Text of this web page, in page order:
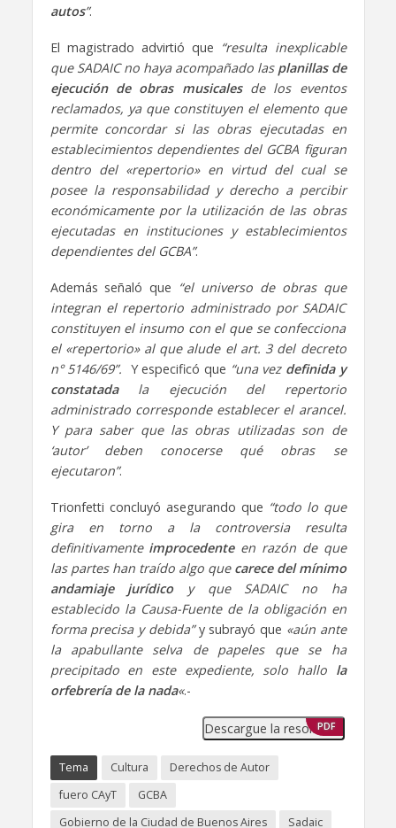
autos”.
El magistrado advirtió que “resulta inexplicable
que SADAIC no haya acompañado las planillas de
ejecución de obras musicalesde los eventos
reclamados, ya que constituyen el elemento que
permite concordar si las obras ejecutadas en
establecimientos dependientes del GCBA figuran
dentro del «repertorio» en virtud del cual se
posee la responsabilidad y derecho a percibir
económicamente por la utilización de las obras
ejecutadas en instituciones y establecimientos
dependientes del GCBA”.
Además señaló que “el universo de obras que
integran el repertorio administrado por SADAIC
constituyen el insumo con el que se confecciona
el «repertorio» al que alude el art. 3 del decreto
n° 5146/69”. Y especificó que “una vez definida y
constatadala ejecución del repertorio
administrado corresponde establecer el arancel.
Y para saber que las obras utilizadas son de
‘autor’ deben conocerse qué obras se
ejecutaron”.
Trionfetti concluyó asegurando que “todo lo que
gira en torno a la controversia resulta
definitivamenteimprocedenteen razón de que
las partes han traído algo que carece del mínimo
andamiaje jurídicoy que SADAIC no ha
establecido la Causa-Fuente de la obligación en
forma precisa y debida”y subrayó que «aún ante
la apabullante selva de papeles que se ha
precipitado en este expediente, solo hallo la
orfebrería de la nada«.-
Descargue la resolución
PDF
Tema Cultura
Derechos de Autor
fuero CAyT
GCBA
Gobierno de la Ciudad de Buenos Aires
Sadaic